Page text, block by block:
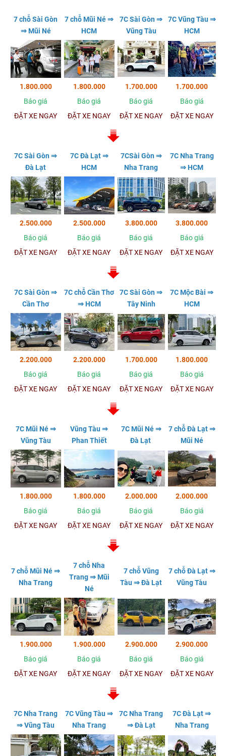
7 chỗ Sài Gòn
⇒ Mũi Né
7 chỗ Mũi Né ⇒
HCM
7C Sài Gòn ⇒
Vũng Tàu
7C Vũng Tàu ⇒
HCM
1.800.000 1.800.000 1.700.000
1.700.000
Báo giá
Báo giá Báo giá
Báo giá
ĐẶT XE NGAY
ĐẶT XE NGAY ĐẶT XE NGAY ĐẶT XE NGAY
7C Sài Gòn ⇒
Đà Lạt
7C Đà Lạt ⇒
HCM
7CSài Gòn ⇒
Nha Trang
7C Nha Trang
⇒ HCM
2.500.000 2.500.000 3.800.000
3.800.000
Báo giá
Báo giá Báo giá
Báo giá
ĐẶT XE NGAY
ĐẶT XE NGAY ĐẶT XE NGAY ĐẶT XE NGAY
7C Sài Gòn ⇒
Cần Thơ
7C chỗ Cần Thơ
⇒ HCM
7C Sài Gòn ⇒
Tây Ninh
7C Mộc Bài ⇒
HCM
2.200.000 2.200.000 1.700.000
1.800.000
Báo giá
Báo giá Báo giá
Báo giá
ĐẶT XE NGAY
ĐẶT XE NGAY ĐẶT XE NGAY ĐẶT XE NGAY
7C Mũi Né ⇒
Vũng Tàu
Vũng Tàu ⇒
Phan Thiết
7C Mũi Né ⇒
Đà Lạt
7 chỗ Đà Lạt ⇒
Mũi Né
1.800.000 1.800.000 2.000.000
2.000.000
Báo giá
Báo giá Báo giá
Báo giá
ĐẶT XE NGAY
ĐẶT XE NGAY ĐẶT XE NGAY ĐẶT XE NGAY
7 chỗ Mũi Né ⇒
Nha Trang
7 chỗ Nha
Trang ⇒ Mũi
Né
7 chỗ Vũng
Tàu ⇒ Đà Lạt
7 chỗ Đà Lạt ⇒
Vũng Tàu
1.900.000 1.900.000 2.900.000
2.900.000
Báo giá
Báo giá Báo giá
Báo giá
ĐẶT XE NGAY
ĐẶT XE NGAY ĐẶT XE NGAY ĐẶT XE NGAY
7C Nha Trang
⇒ Vũng Tàu
7C Vũng Tàu ⇒
Nha Trang
7C Nha Trang
⇒ Đà Lạt
7C Đà Lạt ⇒
Nha Trang